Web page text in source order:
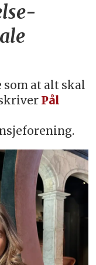
at alt skal
Pål